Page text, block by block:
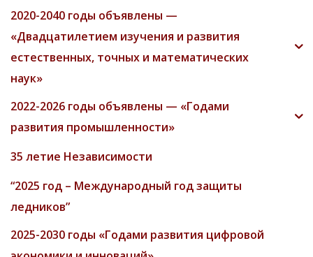
2020-2040 годы объявлены —
«Двадцатилетием изучения и развития
естественных, точных и математических
наук»
2022-2026 годы объявлены — «Годами
развития промышленности»
35 летие Независимости
“2025 год – Международный год защиты
ледников”
2025-2030 годы «Годами развития цифровой